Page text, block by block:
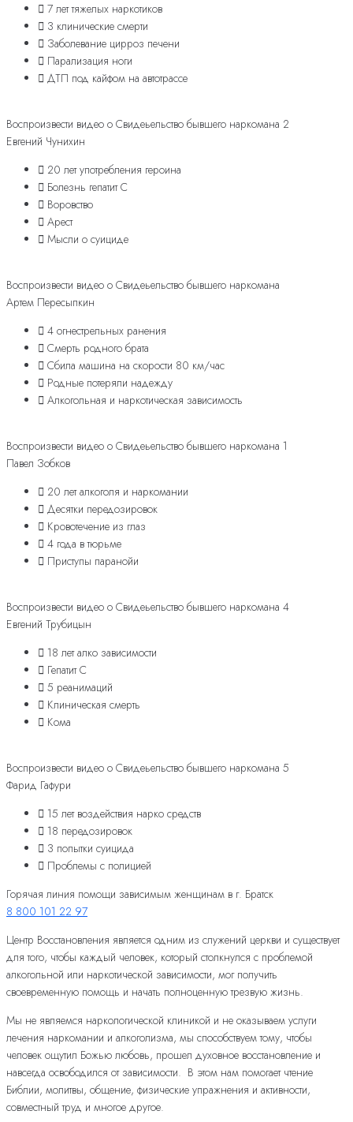
7 лет тяжелых наркотиков
3 клинические смерти
Заболевание цирроз печени
Парализация ноги
ДТП под кайфом на автотрассе
Воспроизвести видео о Свидеьельство бывшего наркомана 2
Евгений Чунихин
20 лет употребления героина
Болезнь гепатит С
Воровство
Арест
Мысли о суициде
Воспроизвести видео о Свидеьельство бывшего наркомана
Артем Пересыпкин
4 огнестрельных ранения
Смерть родного брата
Сбила машина на скорости 80 км/час
Родные потеряли надежду
Алкогольная и наркотическая зависимость
Воспроизвести видео о Свидеьельство бывшего наркомана 1
Павел Зобков
20 лет алкоголя и наркомании
Десятки передозировок
Кровотечение из глаз
4 года в тюрьме
Приступы паранойи
Воспроизвести видео о Свидеьельство бывшего наркомана 4
Евгений Трубицын
18 лет алко зависимости
Гепатит С
5 реанимаций
Клиническая смерть
Кома
Воспроизвести видео о Свидеьельство бывшего наркомана 5
Фарид Гафури
15 лет воздействия нарко средств
18 передозировок
3 попытки суицида
Проблемы с полицией
Горячая линия помощи зависимым женщинам в г. Братск
8 800 101 22 97
Центр Восстановления является одним из служений церкви и существует
для того, чтобы каждый человек, который столкнулся с проблемой
алкогольной или наркотической зависимости, мог получить
своевременную помощь и начать полноценную трезвую жизнь.
Мы не являемся наркологической клиникой и не оказываем услуги
лечения наркомании и алкоголизма, мы способствуем тому, чтобы
человек ощутил Божью любовь, прошел духовное восстановление и
навсегда освободился от зависимости. В этом нам помогает чтение
Библии, молитвы, общение, физические упражнения и активности,
совместный труд и многое другое.